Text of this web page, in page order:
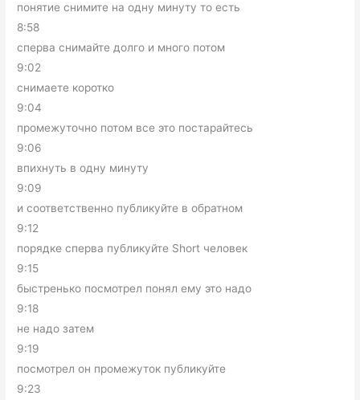
понятие снимите на одну минуту то есть
8:58
сперва снимайте долго и много потом
9:02
снимаете коротко
9:04
промежуточно потом все это постарайтесь
9:06
впихнуть в одну минуту
9:09
и соответственно публикуйте в обратном
9:12
порядке сперва публикуйте Short человек
9:15
быстренько посмотрел понял ему это надо
9:18
не надо затем
9:19
посмотрел он промежуток публикуйте
9:23